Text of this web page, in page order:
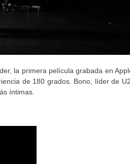
la primera película grabada en
de 180 grados. Bono, líder de
íntimas.